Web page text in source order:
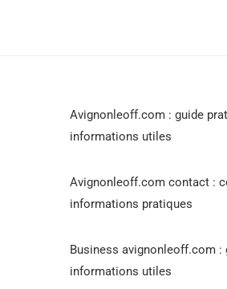
Avignonleoff.com : guide
informations utiles
Avignonleoff.com contact :
informations pratiques
Business avignonleoff.com :
informations utiles